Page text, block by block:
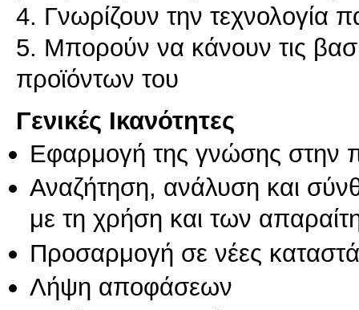
4. Γνωρίζουν την τεχνολογία
5. Μπορούν να κάνουν τις
Γενικές Ικανότητες
Εφαρμογή της γνώσης στην
Αναζήτηση, ανάλυση και
με τη χρήση και των
Προσαρμογή σε νέες
Λήψη αποφάσεων